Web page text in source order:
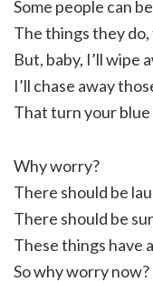
Some people can
The things they
But, baby, I’ll wipe
I’ll chase away
That turn your
Why worry?
There should be
There should be
These things have
So why worry now?